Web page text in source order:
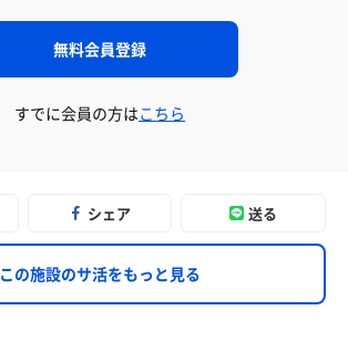
無料会員登録
すでに会員の方はこちら
シェア 送る
この施設のサ活をもっと見る